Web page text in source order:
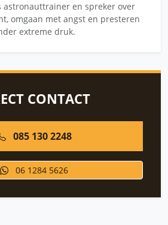
astronauttrainer en spreker over
omgaan met angst en presteren
extreme druk.
CONTACT
085 130 2248
06 1284 5626